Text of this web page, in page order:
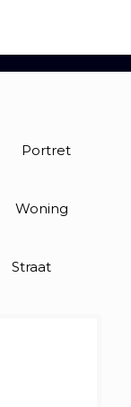
Portret
Woning
Straat